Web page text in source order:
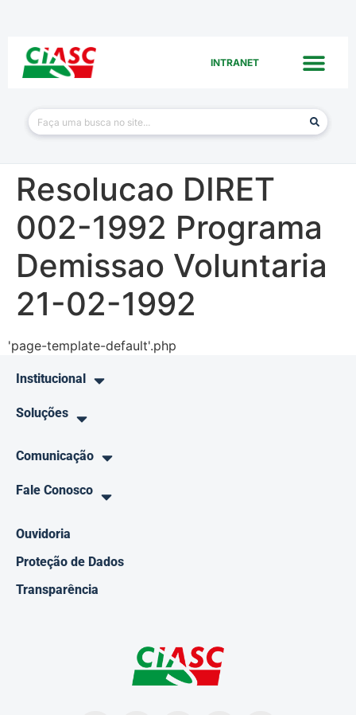
INTRANET
Resolucao DIRET
002-1992 Programa
Demissao Voluntaria
21-02-1992
'page-template-default'.php
Institucional
Soluções
Comunicação
Fale Conosco
Ouvidoria
Proteção de Dados
Transparência